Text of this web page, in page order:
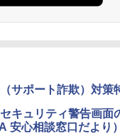
サポート詐欺）対策
キュリティ警告画面
安心相談窓口だより）